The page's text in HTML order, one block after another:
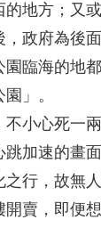
地方；又
政府為後
臨海的地
」。
小心死一
加速的畫
行，故無
賣，即便